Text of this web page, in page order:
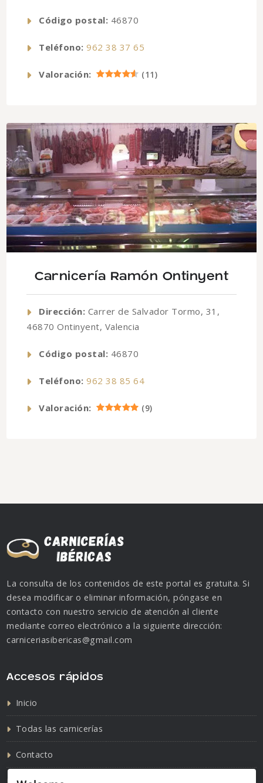
Código postal: 46870
Teléfono: 962 38 37 65
Valoración: (11)
Carnicería Ramón Ontinyent
Dirección: Carrer de Salvador Tormo, 31,
46870 Ontinyent, Valencia
Código postal: 46870
Teléfono: 962 38 85 64
Valoración: (9)
La consulta de los contenidos de este portal es gratuita. Si
desea modificar o eliminar información, póngase en
contacto con nuestro servicio de atención al cliente
mediante correo electrónico a la siguiente dirección:
carniceriasibericas@gmail.com
Accesos rápidos
Inicio
Todas las carnicerías
Contacto
Política de cookies